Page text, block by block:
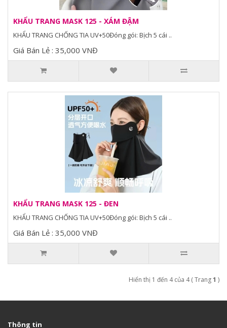
KHẨU TRANG MASK 125 - XÁM ĐẬM
KHẨU TRANG CHỐNG TIA UV+50Đóng gói: Bịch 5 cái ..
Giá Bán Lẻ : 35,000 VNĐ
KHẨU TRANG MASK 125 - ĐEN
KHẨU TRANG CHỐNG TIA UV+50Đóng gói: Bịch 5 cái ..
Giá Bán Lẻ : 35,000 VNĐ
Hiển thị 1 đến 4 của 4 ( Trang1 )
Thông tin